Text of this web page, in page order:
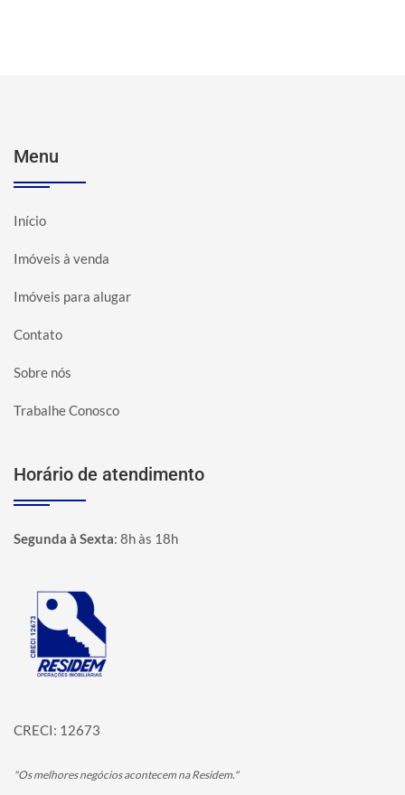
Menu
Início
Imóveis à venda
Imóveis para alugar
Contato
Sobre nós
Trabalhe Conosco
Horário de atendimento
Segunda à Sexta: 8h às 18h
Página inicial
CRECI: 12673
"Os melhores negócios acontecem na Residem."